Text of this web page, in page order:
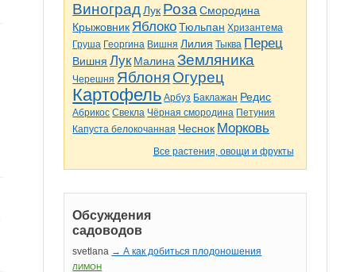
Виноград Лук Роза Смородина
Крыжовник Яблоко Тюльпан Хризантема
Груша Георгина Вишня Лилия Тыква Перец
Вишня Лук Малина Земляника
Черешня Яблоня Огурец
Картофель Арбуз Баклажан Редис
Абрикос Свекла Чёрная смородина Петуния
Капуста белокочанная Чеснок Морковь
Все растения, овощи и фрукты
Обсуждения
садоводов
svetlana → А как добиться плодоношения
ЛИМОН